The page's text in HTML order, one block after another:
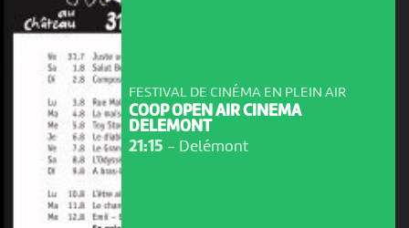
FESTIVAL DE CINÉMA EN PLEIN AIR
COOP OPEN AIR CINEMA
DELEMONT
21:15 - Delémont